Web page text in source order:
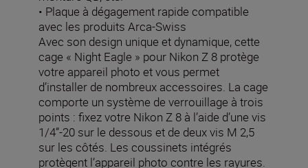
• Plaque à dégagement rapide compatible
avec les produits Arca-Swiss
Avec son design unique et dynamique, cette
cage « Night Eagle » pour Nikon Z 8 protège
votre appareil photo et vous permet
d’installer de nombreux accessoires. La cage
comporte un système de verrouillage à trois
points : fixez votre Nikon Z 8 à l’aide d’une vis
1/4”-20 sur le dessous et de deux vis M 2,5
sur les côtés. Les coussinets intégrés
protègent l’appareil photo contre les rayures.